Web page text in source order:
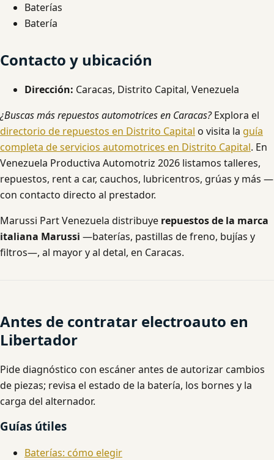
Baterías
Batería
Contacto y ubicación
Dirección: Caracas, Distrito Capital, Venezuela
¿Buscas más repuestos automotrices en Caracas?Explora el
directorio de repuestos en Distrito Capital o visita la guía
completa de servicios automotrices en Distrito Capital. En
Venezuela Productiva Automotriz 2026 listamos talleres,
repuestos, rent a car, cauchos, lubricentros, grúas y más —
con contacto directo al prestador.
Marussi Part Venezuela distribuye repuestos de la marca
italiana Marussi —baterías, pastillas de freno, bujías y
filtros—, al mayor y al detal, en Caracas.
Antes de contratar electroauto en
Libertador
Pide diagnóstico con escáner antes de autorizar cambios
de piezas; revisa el estado de la batería, los bornes y la
carga del alternador.
Guías útiles
Baterías: cómo elegir